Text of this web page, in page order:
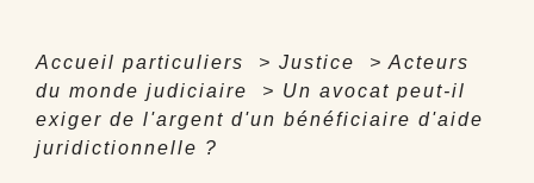
Accueil particuliers > Justice > Acteurs
du monde judiciaire
> Un avocat peut-il
exiger de l'argent d'un bénéficiaire d'aide
juridictionnelle ?